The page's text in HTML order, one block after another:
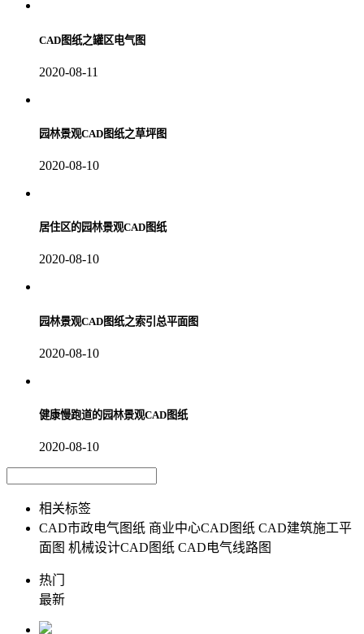
CAD图纸之罐区电气图
2020-08-11
园林景观CAD图纸之草坪图
2020-08-10
居住区的园林景观CAD图纸
2020-08-10
园林景观CAD图纸之索引总平面图
2020-08-10
健康慢跑道的园林景观CAD图纸
2020-08-10
相关标签
CAD市政电气图纸 商业中心CAD图纸 CAD建筑施工平
面图 机械设计CAD图纸 CAD电气线路图
热门
最新